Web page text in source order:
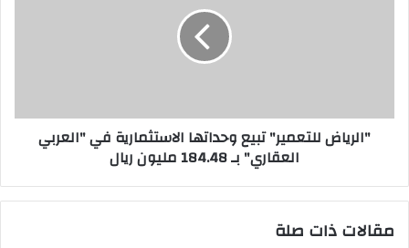
بـ
184.48"الرياض للتعمير" تبيع وحداتها الاستثمارية في "العربي
العقاري" بـ 184.48 مليون ريال
مقالات ذات صلة